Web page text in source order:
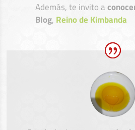
Además, te invito a
Blog, Reino de Kimbanda